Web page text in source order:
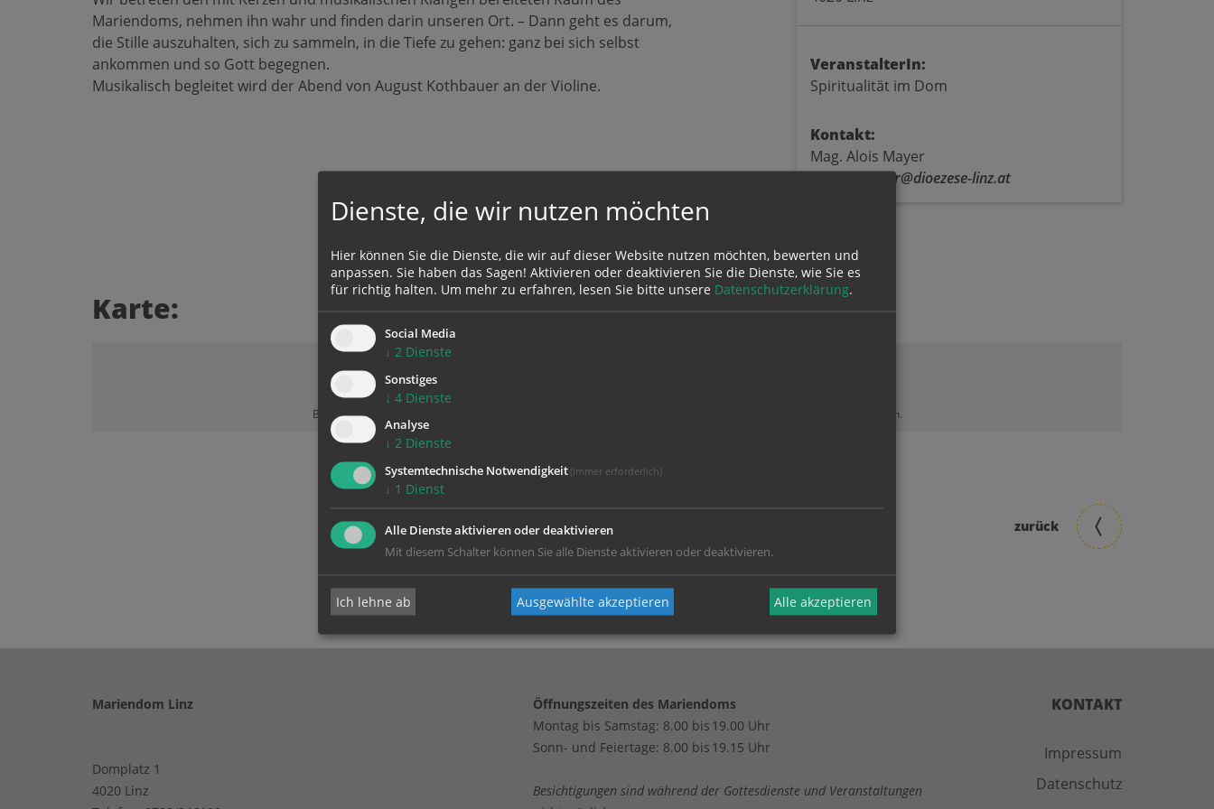
Mariendoms, nehmen ihn wahr und finden darin unseren Ort. – Dann geht es darum,
die Stille auszuhalten, sich zu sammeln, in die Tiefe zu gehen: ganz bei sich selbst
ankommen und so Gott begegnen.
Musikalisch begleitet wird der Abend von August Kothbauer an der Violine.
VeranstalterIn:
Spiritualität im Dom
Kontakt:
Mag. Alois Mayer
E:alois.mayer@dioezese-linz.at
Karte:
Bitte akzeptieren Sie
, um diesen Inhalt sehen zu können.
zurück
KONTAKT
Impressum
Datenschutz
Mariendom Linz
Domplatz 1
4020 Linz
Öffnungszeiten des Mariendoms
Montag bis Samstag: 8.00 bis 19.00 Uhr
Sonn- und Feiertage: 8.00 bis 19.15 Uhr
Besichtigungen sind während der Gottesdienste und Veranstaltungen
Dienste, die wir nutzen möchten
Hier können Sie die Dienste, die wir auf dieser Website nutzen möchten, bewerten und
anpassen. Sie haben das Sagen! Aktivieren oder deaktivieren Sie die Dienste, wie Sie es
für richtig halten. Um mehr zu erfahren, lesen Sie bitte unsere Datenschutzerklärung.
Social Media
↓ 2 Dienste
Sonstiges
↓ 4 Dienste
Analyse
↓ 2 Dienste
Systemtechnische Notwendigkeit (immer erforderlich)
↓ 1 Dienst
Alle Dienste aktivieren oder deaktivieren
Mit diesem Schalter können Sie alle Dienste aktivieren oder deaktivieren.
Ich lehne ab Ausgewählte akzeptieren Alle akzeptieren